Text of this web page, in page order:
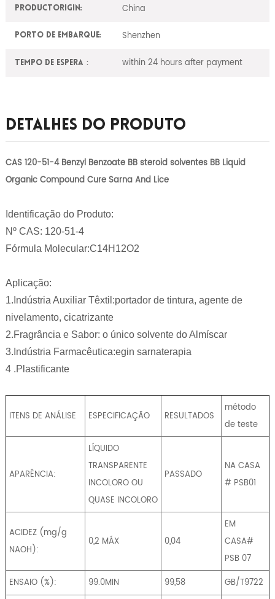
ProductOrigin: China
Porto de embarque: Shenzhen
Tempo de espera： within 24 hours after payment
Detalhes Do Produto
CAS 120-51-4 Benzyl Benzoate BB steroid solventes BB Liquid
Organic Compound Cure Sarna And Lice
Identificação do Produto:
Nº CAS: 120-51-4
Fórmula Molecular:C14H12O2
Aplicação:
1.Indústria Auxiliar Têxtil:portador de tintura, agente de
nivelamento, cicatrizante
2.Fragrância e Sabor: o único solvente do Almíscar
3.Indústria Farmacêutica:egin sarnaterapia
4 .Plastificante
ITENS DE ANÁLISE ESPECIFICAÇÃO RESULTADOS
método
de teste
APARÊNCIA:
LÍQUIDO
TRANSPARENTE
INCOLORO OU
QUASE INCOLORO
PASSADO
NA CASA
# PSB01
ACIDEZ (mg/g
NAOH):
0,2 MÁX 0,04
EM
CASA#
PSB 07
ENSAIO (%):
99.0MIN 99,58 GB/T9722